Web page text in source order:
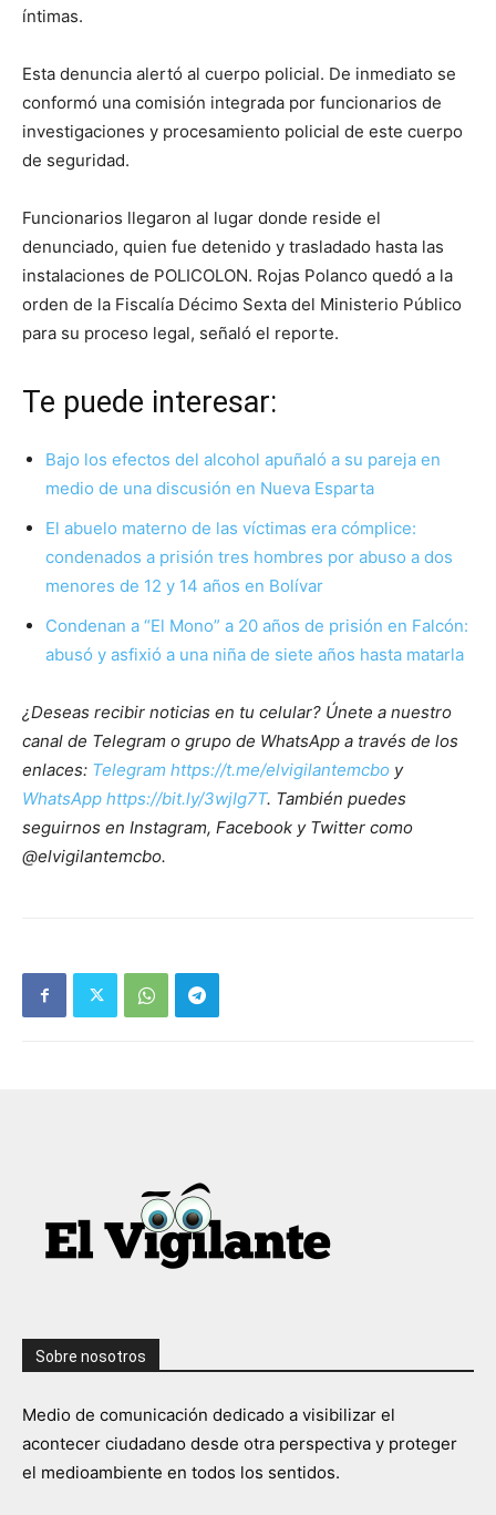
íntimas.
Esta denuncia alertó al cuerpo policial. De inmediato se
conformó una comisión integrada por funcionarios de
investigaciones y procesamiento policial de este cuerpo
de seguridad.
Funcionarios llegaron al lugar donde reside el
denunciado, quien fue detenido y trasladado hasta las
instalaciones de POLICOLON. Rojas Polanco quedó a la
orden de la Fiscalía Décimo Sexta del Ministerio Público
para su proceso legal, señaló el reporte.
Te puede interesar:
Bajo los efectos del alcohol apuñaló a su pareja en
medio de una discusión en Nueva Esparta
El abuelo materno de las víctimas era cómplice:
condenados a prisión tres hombres por abuso a dos
menores de 12 y 14 años en Bolívar
Condenan a “El Mono” a 20 años de prisión en Falcón:
abusó y asfixió a una niña de siete años hasta matarla
¿Deseas recibir noticias en tu celular? Únete a nuestro
canal de Telegram o grupo de WhatsApp a través de los
enlaces: Telegram https://t.me/elvigilantemcbo y
WhatsApp https://bit.ly/3wjIg7T. También puedes
seguirnos en Instagram, Facebook y Twitter como
@elvigilantemcbo.
Sobre nosotros
Medio de comunicación dedicado a visibilizar el
acontecer ciudadano desde otra perspectiva y proteger
el medioambiente en todos los sentidos.